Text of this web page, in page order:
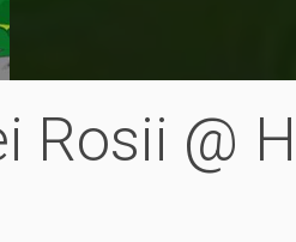
Rosii @